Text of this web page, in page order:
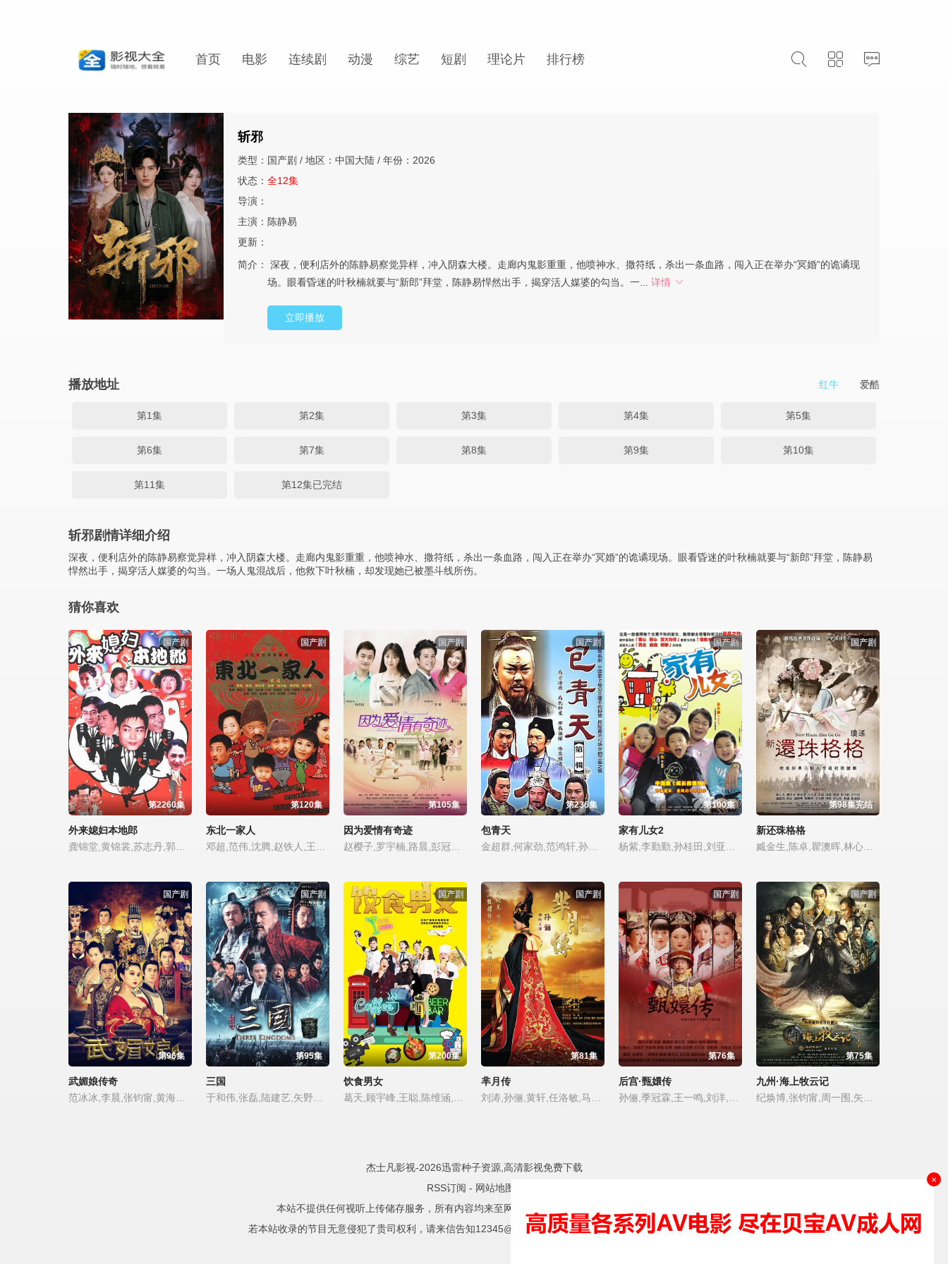
首页 电影 连续剧 动漫 综艺 短剧 理论片 排行榜
斩邪
类型：国产剧 / 地区：中国大陆 / 年份：2026
状态： 全12集
导演：
主演：陈静易
更新：
简介：
深夜，便利店外的陈静易察觉异样，冲入阴森大楼。走廊内鬼影重重，他喷神水、撒符纸，杀出一条血路，闯入正在举办“冥婚”的诡谲现
场。眼看昏迷的叶秋楠就要与“新郎”拜堂，陈静易悍然出手，揭穿活人媒婆的勾当。一... 详情
立即播放
播放地址 红牛 爱酷
第1集 第2集 第3集 第4集 第5集
第6集 第7集 第8集 第9集 第10集
第11集 第12集已完结
斩邪剧情详细介绍
深夜，便利店外的陈静易察觉异样，冲入阴森大楼。走廊内鬼影重重，他喷神水、撒符纸，杀出一条血路，闯入正在举办“冥婚”的诡谲现场。眼看昏迷的叶秋楠就要与“新郎”拜堂，陈静易
悍然出手，揭穿活人媒婆的勾当。一场人鬼混战后，他救下叶秋楠，却发现她已被墨斗线所伤。
猜你喜欢
国产剧
第2260集
外来媳妇本地郎
国产剧
第120集
东北一家人
国产剧
第105集
因为爱情有奇迹
国产剧
第236集
包青天
国产剧
第100集
家有儿女2
国产剧
第98集完结
新还珠格格
国产剧
第96集
武媚娘传奇
国产剧
第95集
三国
国产剧
第200集
饮食男女
国产剧
第81集
芈月传
国产剧
第76集
后宫·甄嬛传
国产剧
第75集
九州·海上牧云记
×
杰士凡影视-2026迅雷种子资源,高清影视免费下载
RSS订阅 - 网站地图
本站不提供任何视听上传储存服务，所有内容均来至网络自动采集，且已注明相关资源来源
若本站收录的节目无意侵犯了贵司权利，请来信告知12345@test.com，我们会及时处理和删除，谢谢！